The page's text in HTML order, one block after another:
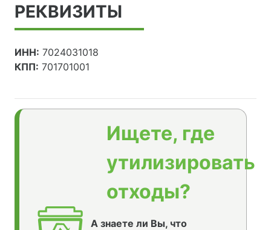
РЕКВИЗИТЫ
ИНН: 7024031018
КПП: 701701001
Ищете, где
утилизировать
отходы?
А знаете ли Вы, что